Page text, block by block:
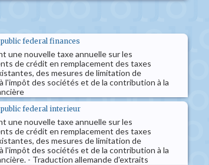
federal finances
une nouvelle taxe annuelle sur les
de crédit en remplacement des taxes
des mesures de limitation de
l'impôt des sociétés et de la contribution à la
federal interieur
une nouvelle taxe annuelle sur les
de crédit en remplacement des taxes
des mesures de limitation de
l'impôt des sociétés et de la contribution à la
- Traduction allemande d'extraits